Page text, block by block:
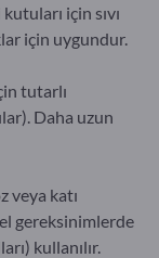
için sıvı
için uygundur.
tutarlı
Daha uzun
veya katı
gereksinimlerde
kullanılır.